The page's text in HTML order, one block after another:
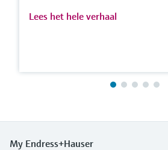
Lees het hele verhaal
My Endress+Hauser